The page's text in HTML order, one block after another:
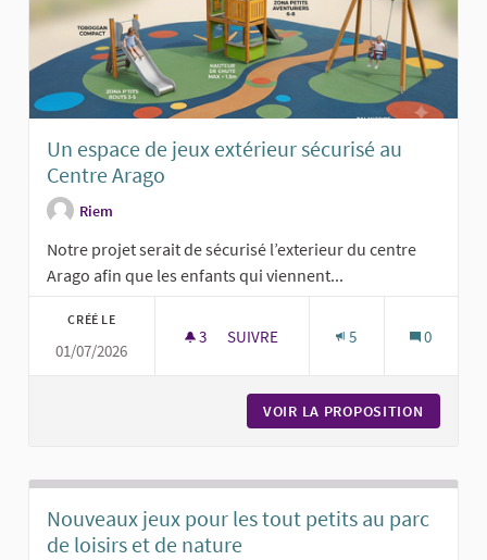
Un espace de jeux extérieur sécurisé au
Centre Arago
Riem
Notre projet serait de sécurisé l’exterieur du centre
Arago afin que les enfants qui viennent...
CRÉÉ LE
01/07/2026
3 3 ABONNÉS
SUIVRE 5 0
VOIR LA PROPOSITION
Nouveaux jeux pour les tout petits au parc
de loisirs et de nature